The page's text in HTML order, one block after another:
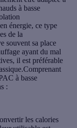
à basse
énergie, ce type
de la
souvent sa place
ayant du mal
il est préférable
à basse
:
les calories